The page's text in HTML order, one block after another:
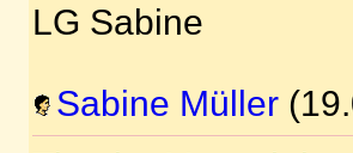
LG Sabine
Sabine Müller